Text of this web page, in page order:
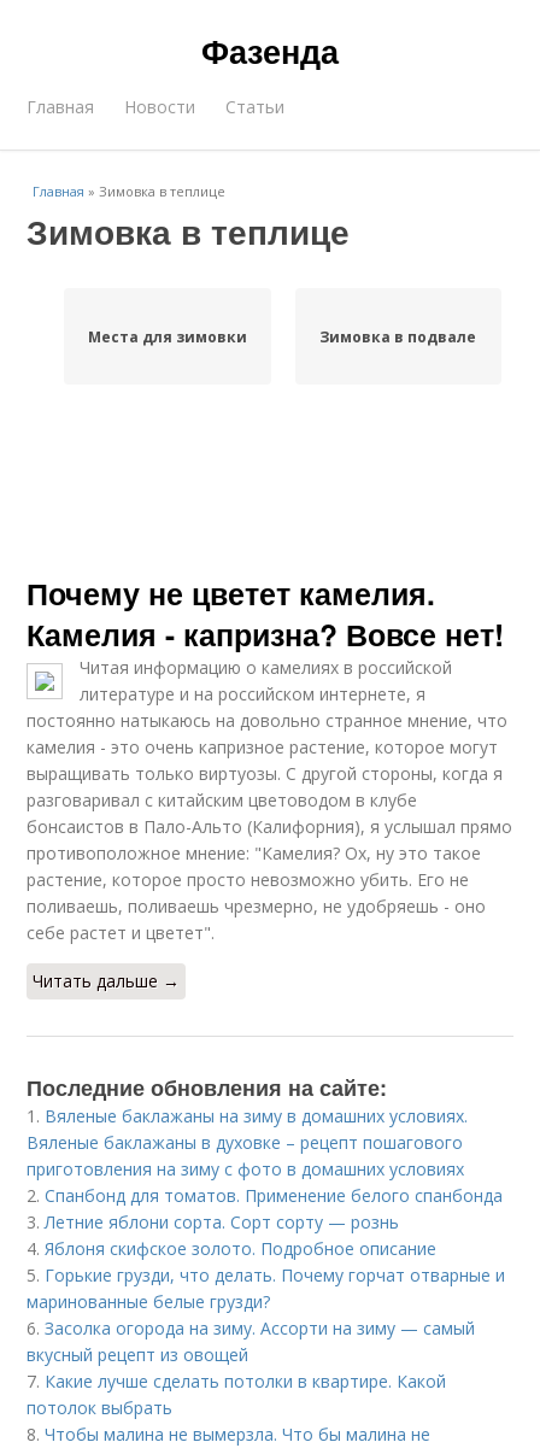
Фазенда
Главная Новости Статьи
Главная »Зимовка в теплице
Зимовка в теплице
Места для зимовки Зимовка в подвале
Почему не цветет камелия.
Камелия - капризна? Вовсе нет!
Читая информацию о камелиях в российской
литературе и на российском интернете, я
постоянно натыкаюсь на довольно странное мнение, что
камелия - это очень капризное растение, которое могут
выращивать только виртуозы. С другой стороны, когда я
разговаривал с китайским цветоводом в клубе
бонсаистов в Пало-Альто (Калифорния), я услышал прямо
противоположное мнение: "Камелия? Ох, ну это такое
растение, которое просто невозможно убить. Его не
поливаешь, поливаешь чрезмерно, не удобряешь - оно
себе растет и цветет".
Читать дальше →
Последние обновления на сайте:
1. Вяленые баклажаны на зиму в домашних условиях.
Вяленые баклажаны в духовке – рецепт пошагового
приготовления на зиму с фото в домашних условиях
2.Спанбонд для томатов. Применение белого спанбонда
3.Летние яблони сорта. Сорт сорту — рознь
4.Яблоня скифское золото. Подробное описание
5. Горькие грузди, что делать. Почему горчат отварные и
маринованные белые грузди?
6.Засолка огорода на зиму. Ассорти на зиму — самый
вкусный рецепт из овощей
7. Какие лучше сделать потолки в квартире. Какой
потолок выбрать
8.Чтобы малина не вымерзла. Что бы малина не